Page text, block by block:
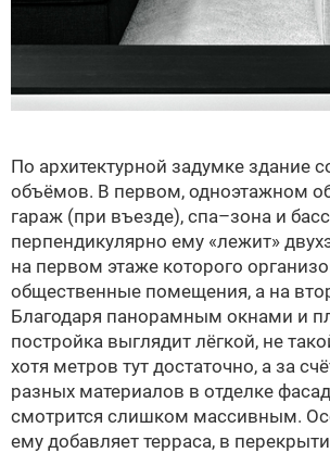
По архитектурной задумке здание
объёмов. В первом, одноэтажном
гараж (при въезде), спа–зона и
перпендикулярно ему «лежит»
на первом этаже которого
общественные помещения, а на
Благодаря панорамным окнами и
постройка выглядит лёгкой, не
хотя метров тут достаточно, а за
разных материалов в отделке
смотрится слишком массивным.
ему добавляет терраса, в